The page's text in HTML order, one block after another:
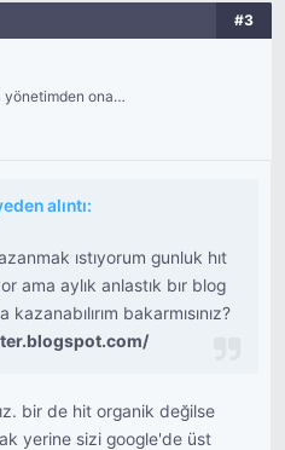
#3
yönetimden onay
alıntı:
ıstıyorum gunluk hıt
ama aylık anlastık bır blog
bakarmısınız?
bir de hit organik değilse
yerine sizi google'de üst